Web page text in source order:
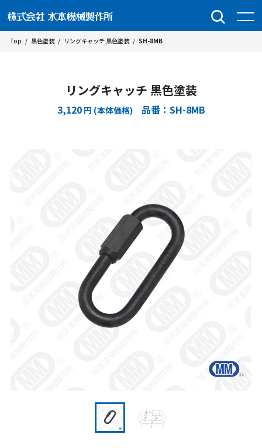
Top / 黒色塗装 / リングキャッチ 黒色塗装 / SH-8MB
リングキャッチ 黒色塗装
3,120 円 (本体価格) 品番：SH-8MB